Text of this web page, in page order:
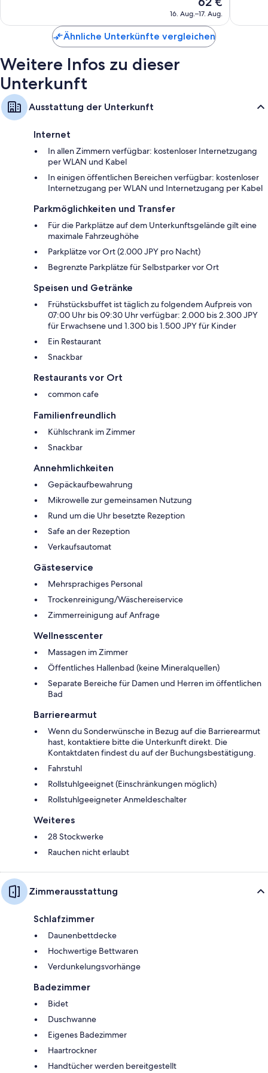
Kühlschränke, Wasserkocher und Heizung
Preis
beträgt
62 €
16. Aug.–17. Aug.
Ähnliche Unterkünfte vergleichen
Weitere Infos zu dieser
Unterkunft
Ausstattung der Unterkunft
Internet
In allen Zimmern verfügbar: kostenloser Internetzugang
per WLAN und Kabel
In einigen öffentlichen Bereichen verfügbar: kostenloser
Internetzugang per WLAN und Internetzugang per Kabel
Parkmöglichkeiten und Transfer
Für die Parkplätze auf dem Unterkunftsgelände gilt eine
maximale Fahrzeughöhe
Parkplätze vor Ort (2.000 JPY pro Nacht)
Begrenzte Parkplätze für Selbstparker vor Ort
Speisen und Getränke
Frühstücksbuffet ist täglich zu folgendem Aufpreis von
07:00 Uhr bis 09:30 Uhr verfügbar: 2.000 bis 2.300 JPY
für Erwachsene und 1.300 bis 1.500 JPY für Kinder
Ein Restaurant
Snackbar
Restaurants vor Ort
common cafe
Familienfreundlich
Kühlschrank im Zimmer
Snackbar
Annehmlichkeiten
Gepäckaufbewahrung
Mikrowelle zur gemeinsamen Nutzung
Rund um die Uhr besetzte Rezeption
Safe an der Rezeption
Verkaufsautomat
Gästeservice
Mehrsprachiges Personal
Trockenreinigung/Wäschereiservice
Zimmerreinigung auf Anfrage
Wellnesscenter
Massagen im Zimmer
Öffentliches Hallenbad (keine Mineralquellen)
Separate Bereiche für Damen und Herren im öffentlichen
Bad
Barrierearmut
Wenn du Sonderwünsche in Bezug auf die Barrierearmut
hast, kontaktiere bitte die Unterkunft direkt. Die
Kontaktdaten findest du auf der Buchungsbestätigung.
Fahrstuhl
Rollstuhlgeeignet (Einschränkungen möglich)
Rollstuhlgeeigneter Anmeldeschalter
Weiteres
28 Stockwerke
Rauchen nicht erlaubt
Zimmerausstattung
Schlafzimmer
Daunenbettdecke
Hochwertige Bettwaren
Verdunkelungsvorhänge
Badezimmer
Bidet
Duschwanne
Eigenes Badezimmer
Haartrockner
Handtücher werden bereitgestellt